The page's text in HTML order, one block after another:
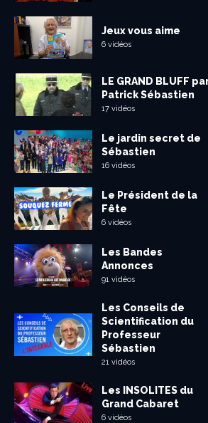
Jeux vous aime
6 vidéos
LE GRAND BLUFF
Patrick Sébastien
17 vidéos
Le jardin secret de
Sébastien
16 vidéos
Le Président de la
Fête
6 vidéos
Les Bandes
Annonces
91 vidéos
Les Conseils de
Scientification du
Professeur
Sébastien
21 vidéos
Les INSOLITES du
Grand Cabaret
6 vidéos